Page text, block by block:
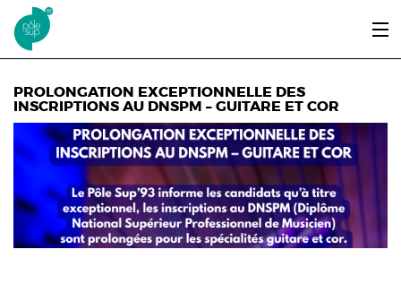
Aller au contenu principal
ÉTUDIANTS / DIPLÔMÉS
ÉCOUTER, VOIR & LIRE
INFOS PRATIQUES
PROLONGATION EXCEPTIONNELLE DES
INSCRIPTIONS AU DNSPM – GUITARE ET COR